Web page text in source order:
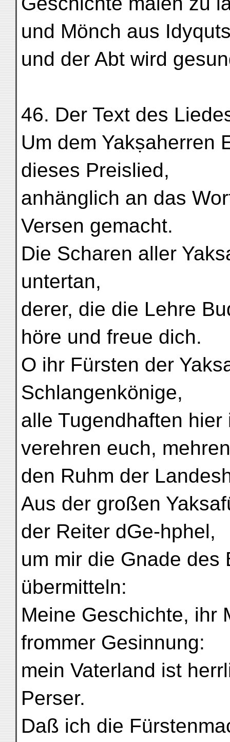
und Mönch aus
und der Abt wird
46. Der Text des
Um dem Yakṣaherren
dieses Preislied,
anhänglich an das
Versen gemacht.
Die Scharen aller
untertan,
derer, die die Lehre
höre und freue dich.
O ihr Fürsten der
Schlangenkönige,
alle Tugendhaften
verehren euch,
den Ruhm der
Aus der großen
der Reiter dGe-hphel,
um mir die Gnade des
übermitteln:
Meine Geschichte, ihr
frommer Gesinnung:
mein Vaterland ist
Perser.
Daß ich die